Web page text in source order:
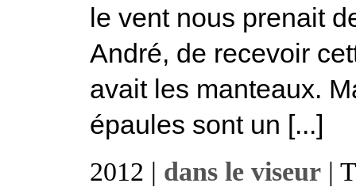
le vent nous prenait
André, de recevoir
avait les manteaux.
épaules sont un [...]
2012 | dans le viseur |